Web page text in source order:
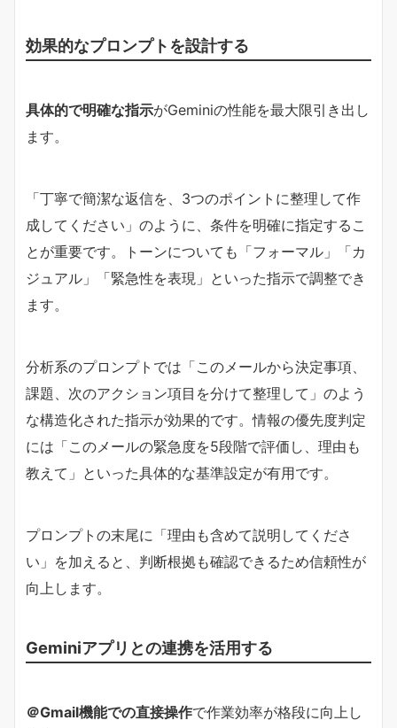
効果的なプロンプトを設計する
具体的で明確な指示がGeminiの性能を最大限引き出し
ます。
「丁寧で簡潔な返信を、3つのポイントに整理して作
成してください」のように、条件を明確に指定するこ
とが重要です。トーンについても「フォーマル」「カ
ジュアル」「緊急性を表現」といった指示で調整でき
ます。
分析系のプロンプトでは「このメールから決定事項、
課題、次のアクション項目を分けて整理して」のよう
な構造化された指示が効果的です。情報の優先度判定
には「このメールの緊急度を5段階で評価し、理由も
教えて」といった具体的な基準設定が有用です。
プロンプトの末尾に「理由も含めて説明してくださ
い」を加えると、判断根拠も確認できるため信頼性が
向上します。
Geminiアプリとの連携を活用する
＠Gmail機能での直接操作で作業効率が格段に向上し